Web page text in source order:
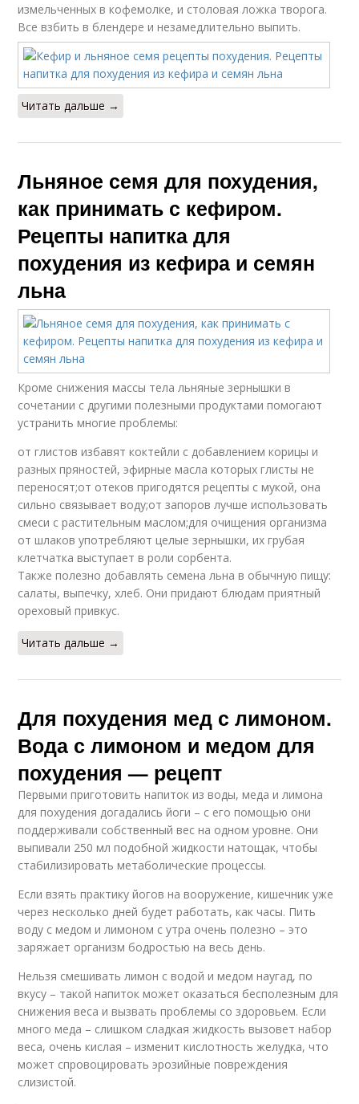
измельченных в кофемолке, и столовая ложка творога.
Все взбить в блендере и незамедлительно выпить.
Читать дальше →
Льняное семя для похудения,
как принимать с кефиром.
Рецепты напитка для
похудения из кефира и семян
льна
Кроме снижения массы тела льняные зернышки в
сочетании с другими полезными продуктами помогают
устранить многие проблемы:
от глистов избавят коктейли с добавлением корицы и
разных пряностей, эфирные масла которых глисты не
переносят;от отеков пригодятся рецепты с мукой, она
сильно связывает воду;от запоров лучше использовать
смеси с растительным маслом;для очищения организма
от шлаков употребляют целые зернышки, их грубая
клетчатка выступает в роли сорбента.
Также полезно добавлять семена льна в обычную пищу:
салаты, выпечку, хлеб. Они придают блюдам приятный
ореховый привкус.
Читать дальше →
Для похудения мед с лимоном.
Вода с лимоном и медом для
похудения — рецепт
Первыми приготовить напиток из воды, меда и лимона
для похудения догадались йоги – с его помощью они
поддерживали собственный вес на одном уровне. Они
выпивали 250 мл подобной жидкости натощак, чтобы
стабилизировать метаболические процессы.
Если взять практику йогов на вооружение, кишечник уже
через несколько дней будет работать, как часы. Пить
воду с медом и лимоном с утра очень полезно – это
заряжает организм бодростью на весь день.
Нельзя смешивать лимон с водой и медом наугад, по
вкусу – такой напиток может оказаться бесполезным для
снижения веса и вызвать проблемы со здоровьем. Если
много меда – слишком сладкая жидкость вызовет набор
веса, очень кислая – изменит кислотность желудка, что
может спровоцировать эрозийные повреждения
слизистой.